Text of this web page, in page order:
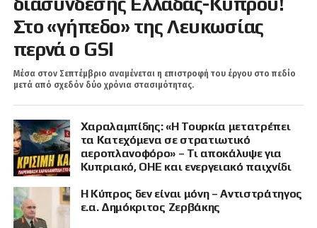
Στο «γήπεδο» της Λευκωσίας
περνά ο GSI
Μέσα στον Σεπτέμβριο αναμένεται η επιστροφή του έργου στο πεδίο
μετά από σχεδόν δύο χρόνια στασιμότητας.
Χαραλαμπίδης: «Η Τουρκία μετατρέπει
τα Κατεχόμενα σε στρατιωτικό
αεροπλανοφόρο» – Τι αποκάλυψε για
Κυπριακό, ΟΗΕ και ενεργειακό παιχνίδι
Η Κύπρος δεν είναι μόνη – Αντιστράτηγος
ε.α. Δημόκριτος Ζερβάκης